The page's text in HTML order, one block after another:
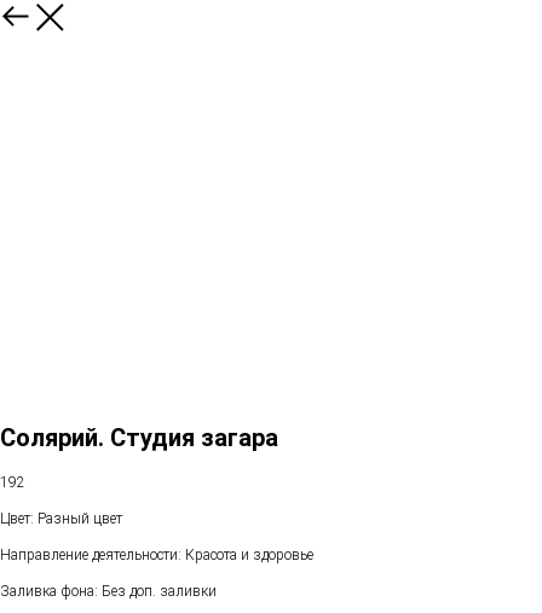
Солярий. Студия загара
192
Цвет: Разный цвет
Направление деятельности: Красота и здоровье
Заливка фона: Без доп. заливки